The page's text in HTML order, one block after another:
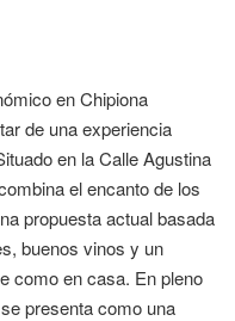
en Chipiona
de una experiencia
en la Calle Agustina
el encanto de los
propuesta actual basada
buenos vinos y un
como en casa. En pleno
presenta como una